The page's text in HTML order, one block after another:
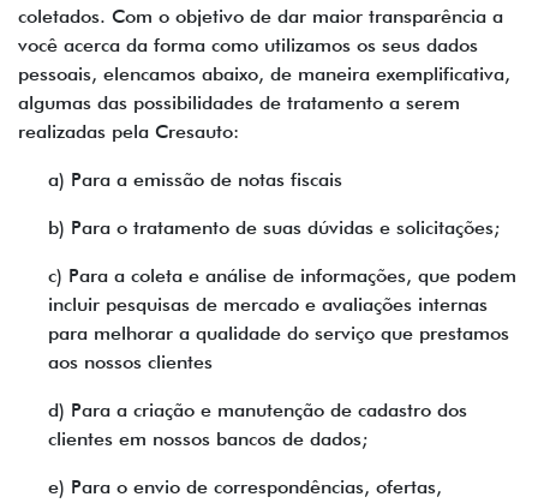
coletados. Com o objetivo de dar maior transparência a
você acerca da forma como utilizamos os seus dados
pessoais, elencamos abaixo, de maneira exemplificativa,
algumas das possibilidades de tratamento a serem
realizadas pela Cresauto:
a) Para a emissão de notas fiscais
b) Para o tratamento de suas dúvidas e solicitações;
c) Para a coleta e análise de informações, que podem
incluir pesquisas de mercado e avaliações internas
para melhorar a qualidade do serviço que prestamos
aos nossos clientes
d) Para a criação e manutenção de cadastro dos
clientes em nossos bancos de dados;
e) Para o envio de correspondências, ofertas,